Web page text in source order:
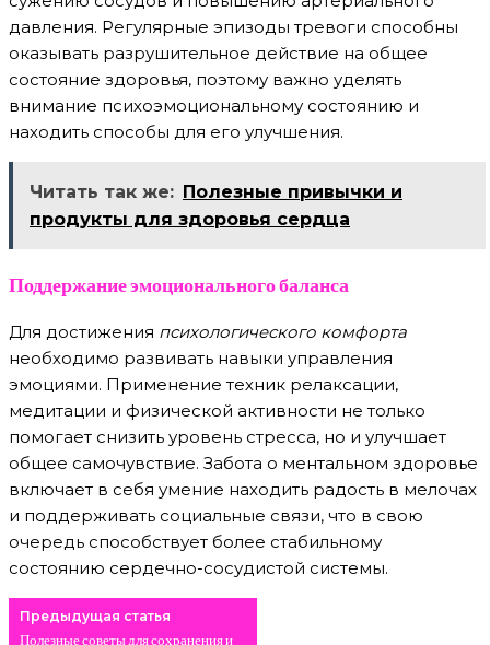
давления. Регулярные эпизоды тревоги способны
оказывать разрушительное действие на общее
состояние здоровья, поэтому важно уделять
внимание психоэмоциональному состоянию и
находить способы для его улучшения.
Читать так же: Полезные привычки и
продукты для здоровья сердца
Поддержание эмоционального баланса
Для достижения психологического комфорта
необходимо развивать навыки управления
эмоциями. Применение техник релаксации,
медитации и физической активности не только
помогает снизить уровень стресса, но и улучшает
общее самочувствие. Забота о ментальном здоровье
включает в себя умение находить радость в мелочах
и поддерживать социальные связи, что в свою
очередь способствует более стабильному
состоянию сердечно-сосудистой системы.
Предыдущая статья
Полезные советы для сохранения и